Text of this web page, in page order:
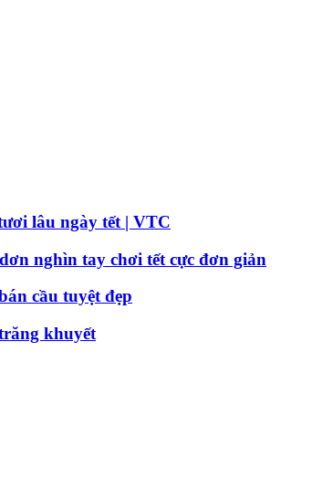
lâu ngày tết | VTC
nghìn tay chơi tết cực đơn giản
cầu tuyệt đẹp
khuyết